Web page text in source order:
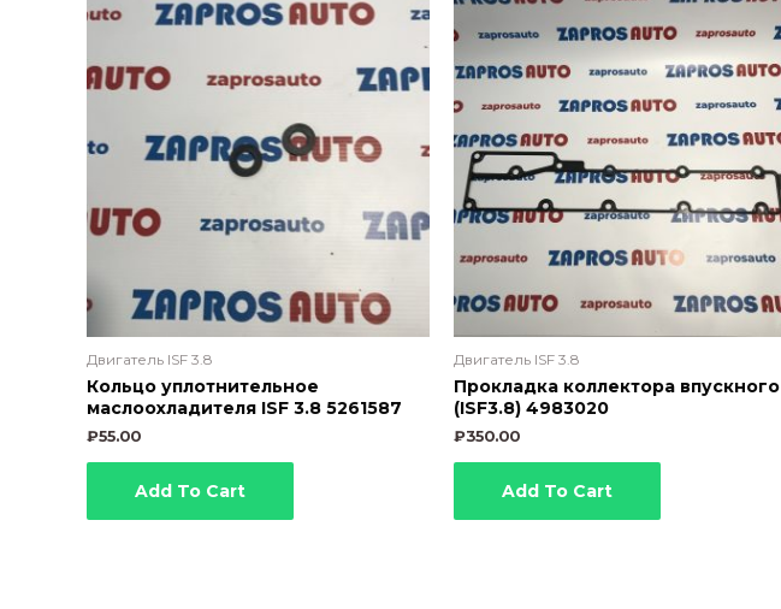
Двигатель ISF 3.8
Кольцо уплотнительное
маслоохладителя ISF 3.8 5261587
₽55.00
Add To Cart
Двигатель ISF 3.8
Прокладка коллектора впускного
(ISF3.8) 4983020
₽350.00
Add To Cart